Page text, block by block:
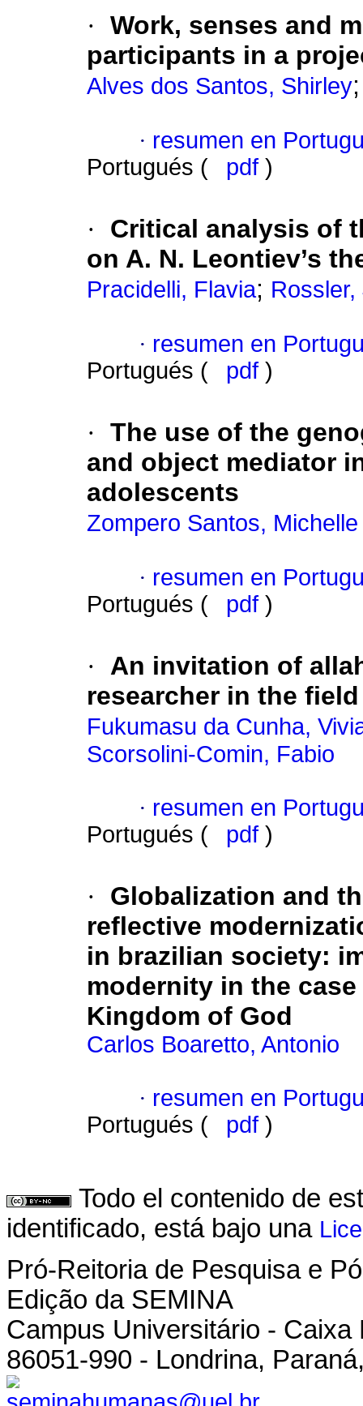
· Work, senses and
participants in a
Alves dos Santos, Shirley
· resumen en
Portugués (
pdf )
·
Critical analysis of
on A. N. Leontiev’s
Pracidelli, Flavia;
· resumen en
Portugués (
pdf )
· The use of the
and object mediator
adolescents
Zompero Santos,
· resumen en
Portugués (
pdf )
·
An invitation of
researcher in the
Fukumasu da Cunha,
Scorsolini-Comin, Fabio
· resumen en
Portugués (
pdf )
·
Globalization and
reflective
in brazilian society:
modernity in the
Kingdom of God
Carlos Boaretto, Antonio
· resumen en
Portugués (
pdf )
Todo el contenido de
identificado, está bajo una
Pró-Reitoria de Pesquisa e
Edição da SEMINA
Campus Universitário - Caixa
86051-990 - Londrina,